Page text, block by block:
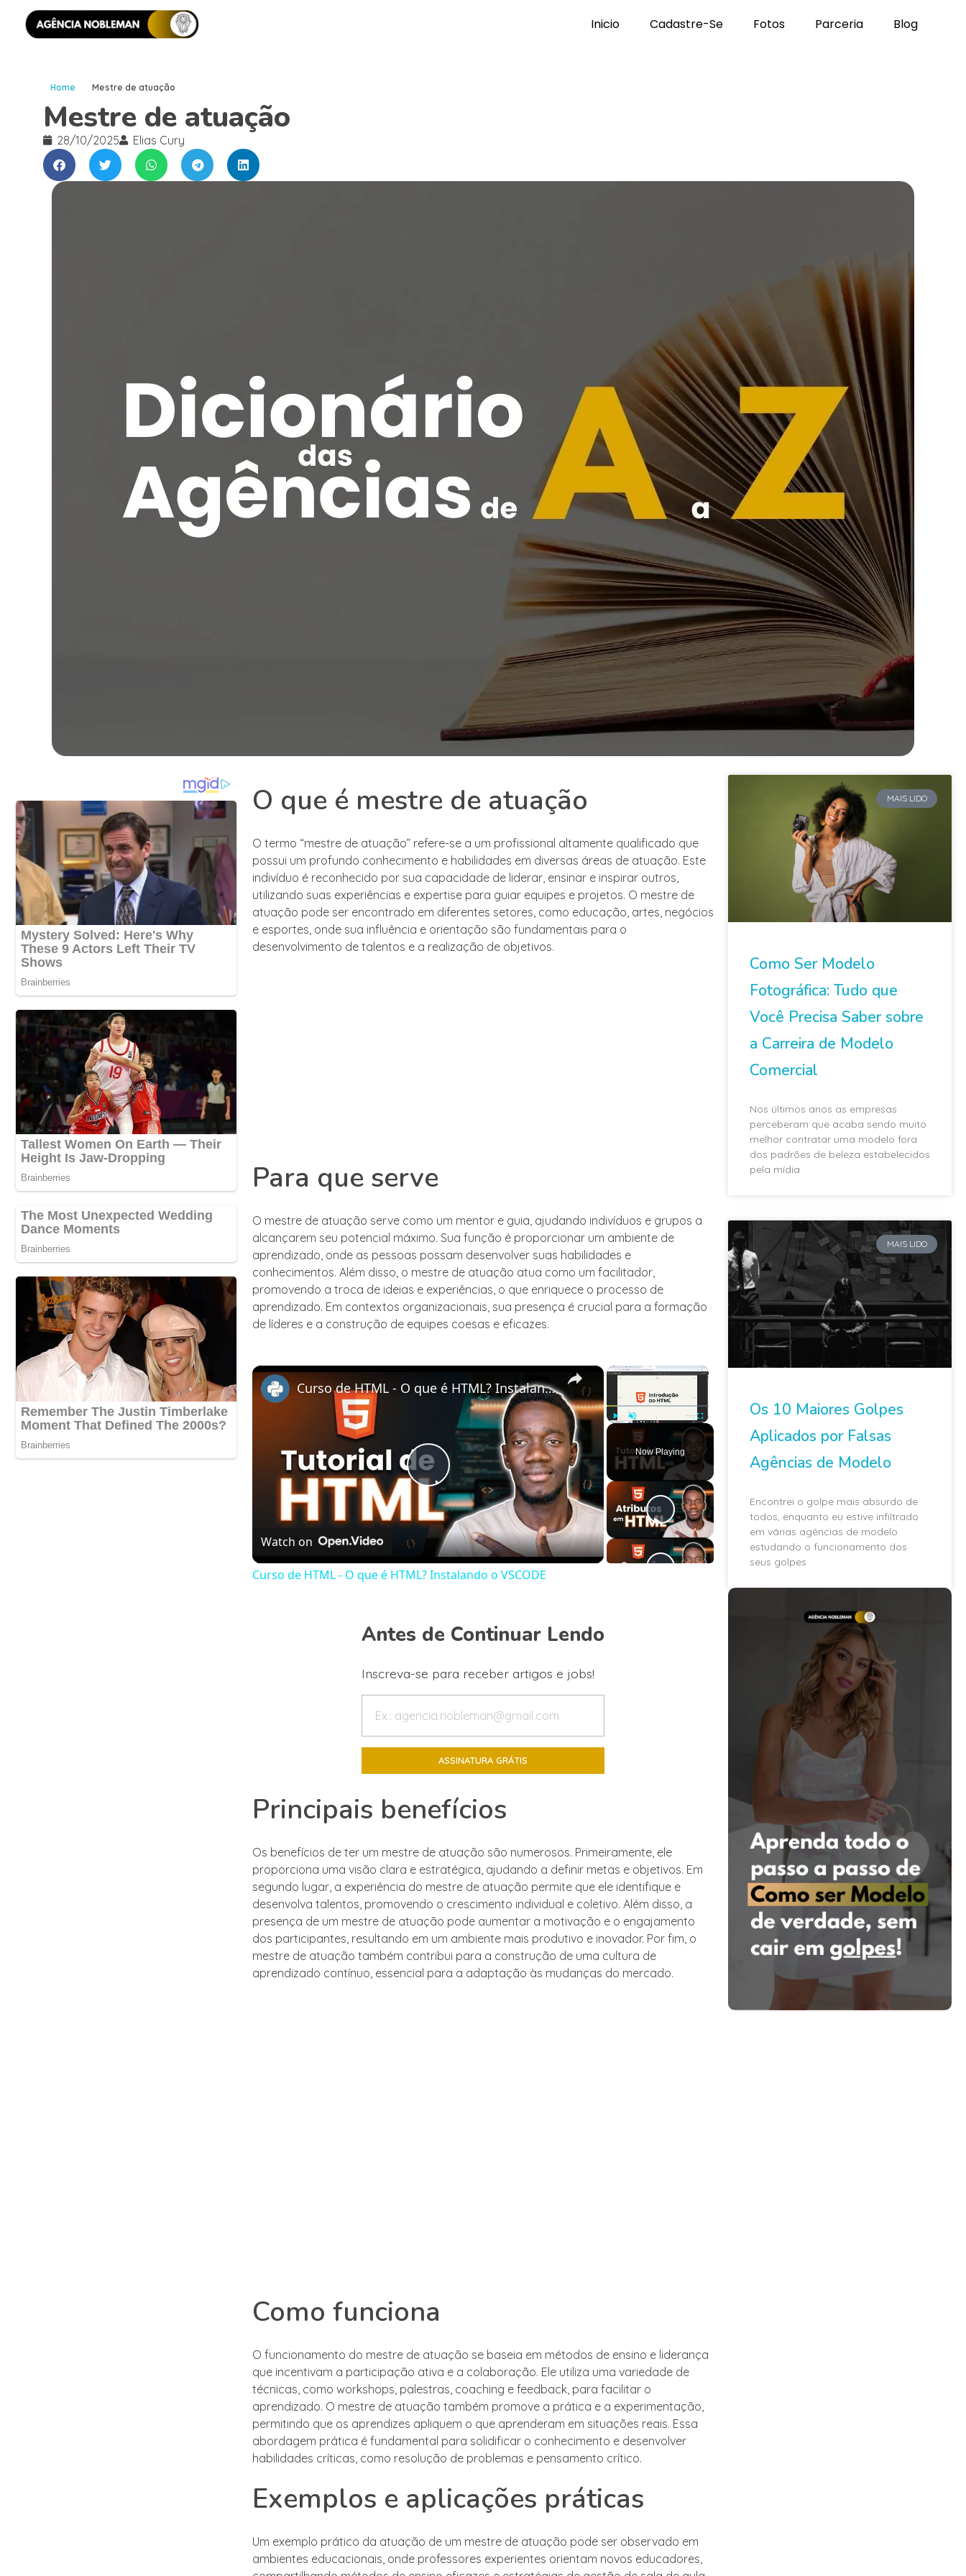
Inicio Cadastre-Se Fotos Parceria Blog
Home Mestre de atuação
Mestre de atuação
28/10/2025 Elias Cury
O que é mestre de atuação
O termo “mestre de atuação” refere-se a um profissional altamente qualificado que
possui um profundo conhecimento e habilidades em diversas áreas de atuação. Este
indivíduo é reconhecido por sua capacidade de liderar, ensinar e inspirar outros,
utilizando suas experiências e expertise para guiar equipes e projetos. O mestre de
atuação pode ser encontrado em diferentes setores, como educação, artes, negócios
e esportes, onde sua influência e orientação são fundamentais para o
desenvolvimento de talentos e a realização de objetivos.
Para que serve
O mestre de atuação serve como um mentor e guia, ajudando indivíduos e grupos a
alcançarem seu potencial máximo. Sua função é proporcionar um ambiente de
aprendizado, onde as pessoas possam desenvolver suas habilidades e
conhecimentos. Além disso, o mestre de atuação atua como um facilitador,
promovendo a troca de ideias e experiências, o que enriquece o processo de
aprendizado. Em contextos organizacionais, sua presença é crucial para a formação
de líderes e a construção de equipes coesas e eficazes.
×
Unmute Fullscreen
Now Playing
×
Play
Video
Curso de HTML - O que é HTML? Instalando o VSCODE
Watch on
Curso de HTML - O que é HTML? Instalando o VSCODE
Antes de Continuar Lendo
Inscreva-se para receber artigos e jobs!
Principais benefícios
Os benefícios de ter um mestre de atuação são numerosos. Primeiramente, ele
proporciona uma visão clara e estratégica, ajudando a definir metas e objetivos. Em
segundo lugar, a experiência do mestre de atuação permite que ele identifique e
desenvolva talentos, promovendo o crescimento individual e coletivo. Além disso, a
presença de um mestre de atuação pode aumentar a motivação e o engajamento
dos participantes, resultando em um ambiente mais produtivo e inovador. Por fim, o
mestre de atuação também contribui para a construção de uma cultura de
aprendizado contínuo, essencial para a adaptação às mudanças do mercado.
Como funciona
O funcionamento do mestre de atuação se baseia em métodos de ensino e liderança
que incentivam a participação ativa e a colaboração. Ele utiliza uma variedade de
técnicas, como workshops, palestras, coaching e feedback, para facilitar o
aprendizado. O mestre de atuação também promove a prática e a experimentação,
permitindo que os aprendizes apliquem o que aprenderam em situações reais. Essa
abordagem prática é fundamental para solidificar o conhecimento e desenvolver
habilidades críticas, como resolução de problemas e pensamento crítico.
Exemplos e aplicações práticas
Um exemplo prático da atuação de um mestre de atuação pode ser observado em
ambientes educacionais, onde professores experientes orientam novos educadores,
MAIS LIDO
Como Ser Modelo
Fotográfica: Tudo que
Você Precisa Saber sobre
a Carreira de Modelo
Comercial
Nos últimos anos as empresas
perceberam que acaba sendo muito
melhor contratar uma modelo fora
dos padrões de beleza estabelecidos
pela mídia
MAIS LIDO
Os 10 Maiores Golpes
Aplicados por Falsas
Agências de Modelo
Encontrei o golpe mais absurdo de
todos, enquanto eu estive infiltrado
em várias agências de modelo
estudando o funcionamento dos
seus golpes